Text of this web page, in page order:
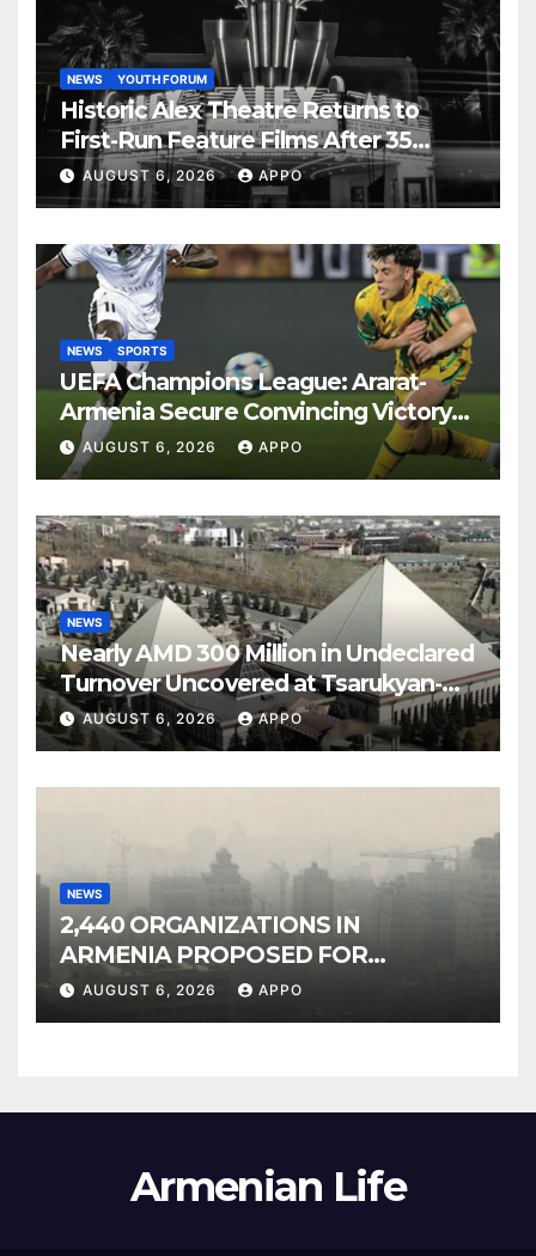
NEWS YOUTH FORUM
Historic Alex Theatre Returns to
First-Run Feature Films After 35
Years
AUGUST 6, 2026 APPO
NEWS SPORTS
UEFA Champions League: Ararat-
Armenia Secure Convincing Victory
Over Shamrock Rovers 2-0
AUGUST 6, 2026 APPO
NEWS
Nearly AMD 300 Million in Undeclared
Turnover Uncovered at Tsarukyan-
Owned Entertainment Center
AUGUST 6, 2026 APPO
NEWS
2,440 ORGANIZATIONS IN
ARMENIA PROPOSED FOR
INCLUSION IN LIST OF AIR
AUGUST 6, 2026 APPO
Armenian Life